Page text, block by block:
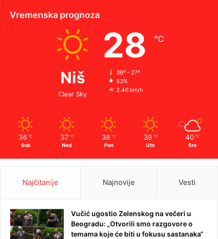
Vremenska prognoza
Niš
Clear Sky
28 ℃
36º - 27º
53%
2.46 km/h
36 ℃
Sub
37 ℃
Ned
38 ℃
Pon
39 ℃
Uto
40 ℃
Sre
Najčitanije Najnovije Vesti
Vučić ugostio Zelenskog na večeri u
Beogradu: „Otvorili smo razgovore o
temama koje će biti u fokusu sastanaka“